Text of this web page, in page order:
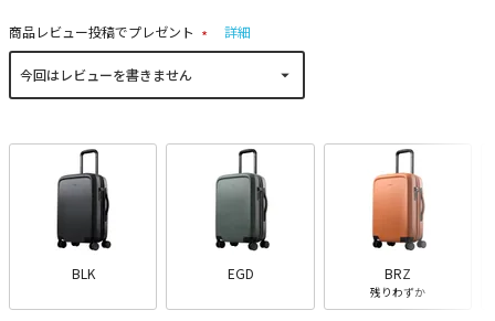
商品レビュー投稿でプレゼント
(
詳細
BLK EGD BRZ
残りわずか